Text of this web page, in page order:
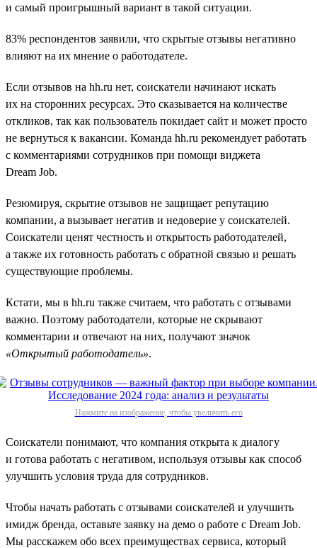
и самый проигрышный вариант в такой ситуации.
83% респондентов заявили, что скрытые отзывы негативно
влияют на их мнение о работодателе.
Если отзывов на hh.ru нет, соискатели начинают искать
их на сторонних ресурсах. Это сказывается на количестве
откликов, так как пользователь покидает сайт и может просто
не вернуться к вакансии. Команда hh.ru рекомендует работать
с комментариями сотрудников при помощи виджета
Dream Job.
Резюмируя, скрытие отзывов не защищает репутацию
компании, а вызывает негатив и недоверие у соискателей.
Соискатели ценят честность и открытость работодателей,
а также их готовность работать с обратной связью и решать
существующие проблемы.
Кстати, мы в hh.ru также считаем, что работать с отзывами
важно. Поэтому работодатели, которые не скрывают
комментарии и отвечают на них, получают значок
«Открытый работодатель».
Нажмите на изображение, чтобы увеличить его
Соискатели понимают, что компания открыта к диалогу
и готова работать с негативом, используя отзывы как способ
улучшить условия труда для сотрудников.
Чтобы начать работать с отзывами соискателей и улучшить
имидж бренда, оставьте заявку на демо о работе с Dream Job.
Мы расскажем обо всех преимуществах сервиса, который